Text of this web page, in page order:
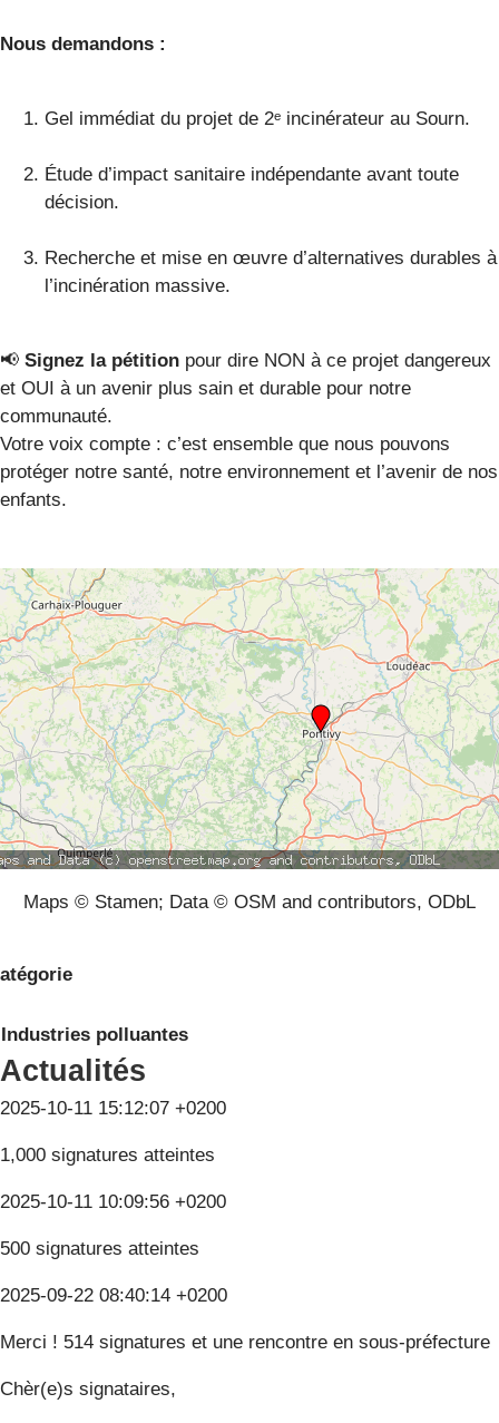
Nous demandons :
Gel immédiat du projet de 2ᵉ incinérateur au Sourn.
Étude d’impact sanitaire indépendante avant toute
décision.
Recherche et mise en œuvre d’alternatives durables à
l’incinération massive.
📢 Signez la pétition pour dire NON à ce projet dangereux
et OUI à un avenir plus sain et durable pour notre
communauté.
Votre voix compte : c’est ensemble que nous pouvons
protéger notre santé, notre environnement et l’avenir de nos
enfants.
Maps © Stamen; Data © OSM and contributors, ODbL
Industries polluantes
Actualités
2025-10-11 15:12:07 +0200
1,000 signatures atteintes
2025-10-11 10:09:56 +0200
500 signatures atteintes
2025-09-22 08:40:14 +0200
Merci ! 514 signatures et une rencontre en sous-préfecture
Chèr(e)s signataires,